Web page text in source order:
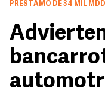
PRÉSTAMO DE 34 MIL